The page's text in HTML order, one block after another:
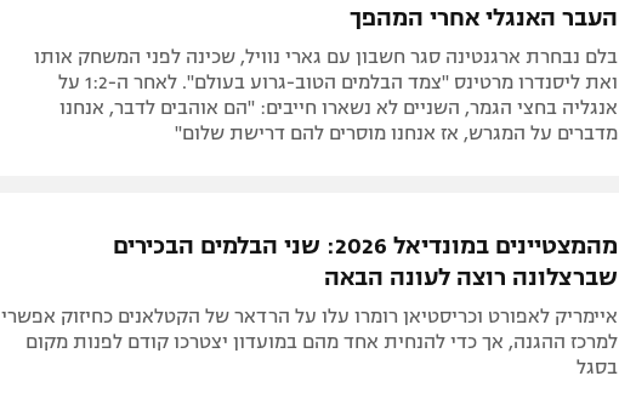
העבר האנגלי אחרי המהפך
בלם נבחרת ארגנטינה סגר חשבון עם גארי נוויל, שכינה לפני המשחק אותו
ואת ליסנדרו מרטינס "צמד הבלמים הטוב-גרוע בעולם". לאחר ה-1:2 על
אנגליה בחצי הגמר, השניים לא נשארו חייבים: "הם אוהבים לדבר, אנחנו
מדברים על המגרש, אז אנחנו מוסרים להם דרישת שלום"
מהמצטיינים במונדיאל 2026: שני הבלמים הבכירים
שברצלונה רוצה לעונה הבאה
איימריק לאפורט וכריסטיאן רומרו עלו על הרדאר של הקטלאנים כחיזוק אפשרי
למרכז ההגנה, אך כדי להנחית אחד מהם במועדון יצטרכו קודם לפנות מקום
בסגל